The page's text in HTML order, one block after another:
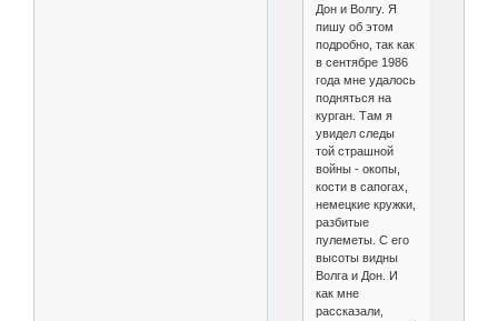
Дон и Волгу. Я
пишу об этом
подробно, так как
в сентябре 1986
года мне удалось
подняться на
курган. Там я
увидел следы
той страшной
войны - окопы,
кости в сапогах,
немецкие кружки,
разбитые
пулеметы. С его
высоты видны
Волга и Дон. И
как мне
рассказали,